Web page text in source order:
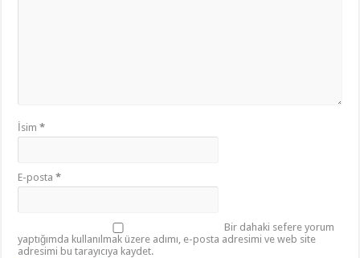
İsim*
E-posta*
Bir dahaki sefere yorum
yaptığımda kullanılmak üzere adımı, e-posta adresimi ve web site
adresimi bu tarayıcıya kaydet.